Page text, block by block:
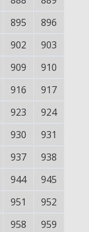
895
896
902
903
909
910
916
917
923
924
930
931
937
938
944
945
951
952
958
959